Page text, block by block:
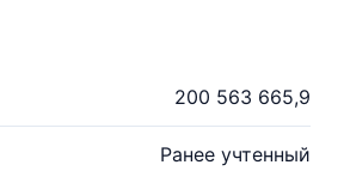
200 563 665,9
Ранее учтенный